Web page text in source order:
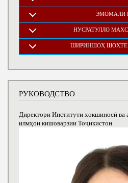
ЭМОМАЛӢ
НУСРАТУЛЛО
ШИРИНШОҲ
РУКОВОДСТВО
Директори Институти хокшиносӣ ва
илмҳои кишоварзии Тоҷикистон